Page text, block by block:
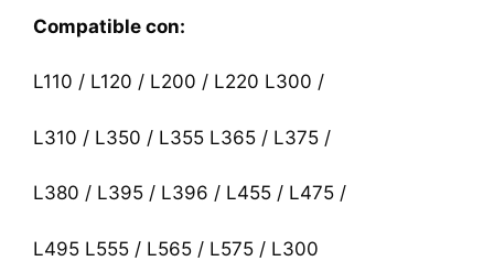
Compatible con:
L110 / L120 / L200 / L220 L300 /
L310 / L350 / L355 L365 / L375 /
L380 / L395 / L396 / L455 / L475 /
L495 L555 / L565 / L575 / L300